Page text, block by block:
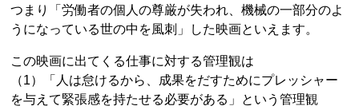
つまり「労働者の個人の尊厳が失われ、機械の一部分のよ
うになっている世の中を風刺」した映画といえます。
この映画に出てくる仕事に対する管理観は
（1）「人は怠けるから、成果をだすためにプレッシャー
を与えて緊張感を持たせる必要がある」という管理観